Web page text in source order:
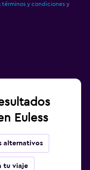
términos y condiciones y
Euless
alternativos
tu viaje